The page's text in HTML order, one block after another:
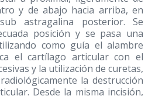
y de abajo hacia arriba, en
astragalina posterior. Se
posición y se pasa una
como guía el alambre
el cartílago articular con el
y la utilización de curetas,
la destrucción
Desde la misma incisión,